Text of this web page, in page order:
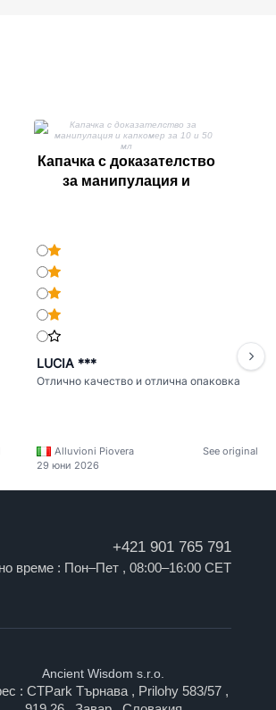
Капачка с доказателство
за манипулация и
LUCIA ***
Отлично качество и отлична опаковка
Alluvioni Piovera
See original
29 юни 2026
+421 901 765 791
време : Пон–Пет , 08:00–16:00 CET
Ancient Wisdom s.r.o.
: CTPark Търнава , Prilohy 583/57 ,